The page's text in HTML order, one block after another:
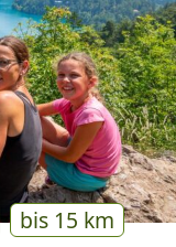
bis 15 km